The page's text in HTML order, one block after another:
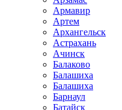
Армавир
Артем
Архангельск
Астрахань
Ачинск
Балаково
Балашиха
Балашиха
Барнаул
Батайск